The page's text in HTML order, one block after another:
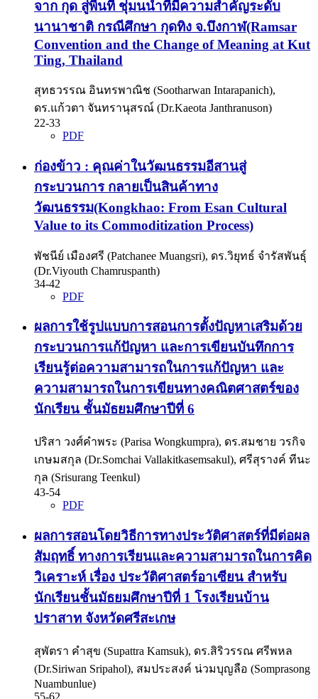
จาก กุด สู่พื้นที่ ชุ่มนน้ำที่มีความสำคัญระดับ
นานาชาติ กรณีศึกษา กุดทิง จ.บึงกาฬ(Ramsar
Convention and the Change of Meaning at Kut
Ting, Thailand
สุทธวรรณ อินทรพาณิช (Sootharwan Intarapanich),
ดร.แก้วตา จันทรานุสรณ์ (Dr.Kaeota Janthranuson)
22-33
PDF
ก่องข้าว : คุณค่าในวัฒนธรรมอีสานสู่
กระบวนการ กลายเป็นสินค้าทาง
วัฒนธรรม(Kongkhao: From Esan Cultural
Value to its Commoditization Process)
พัชนีย์ เมืองศรี (Patchanee Muangsri), ดร.วิยุทธ์ จำรัสพันธุ์
(Dr.Viyouth Chamruspanth)
34-42
PDF
ผลการใช้รูปแบบการสอนการตั้งปัญหาเสริมด้วย
กระบวนการแก้ปัญหา และการเขียนบันทึกการ
เรียนรู้ต่อความสามารถในการแก้ปัญหา และ
ความสามารถในการเขียนทางคณิตศาสตร์ของ
นักเรียน ชั้นมัธยมศึกษาปีที่ 6
ปริสา วงศ์คำพระ (Parisa Wongkumpra), ดร.สมชาย วรกิจ
เกษมสกุล (Dr.Somchai Vallakitkasemsakul), ศรีสุรางค์ ทีนะ
กุล (Srisurang Teenkul)
43-54
PDF
ผลการสอนโดยวิธีการทางประวัติศาสตร์ที่มีต่อผล
สัมฤทธิ์ ทางการเรียนและความสามารถในการคิด
วิเคราะห์ เรื่อง ประวัติศาสตร์อาเซียน สำหรับ
นักเรียนชั้นมัธยมศึกษาปีที่ 1 โรงเรียนบ้าน
ปราสาท จังหวัดศรีสะเกษ
สุพัตรา คำสุข (Supattra Kamsuk), ดร.สิริวรรณ ศรีพหล
(Dr.Siriwan Sripahol), สมประสงค์ น่วมบุญลือ (Somprasong
Nuambunlue)
55-62